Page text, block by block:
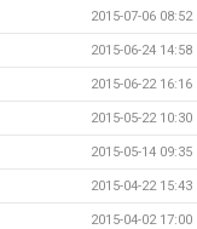
2015-07-06 08:52
2015-06-24 14:58
2015-06-22 16:16
2015-05-22 10:30
2015-05-14 09:35
2015-04-22 15:43
2015-04-02 17:00